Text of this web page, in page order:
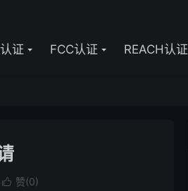
证 FCC认证 REACH认证
 赞(0)